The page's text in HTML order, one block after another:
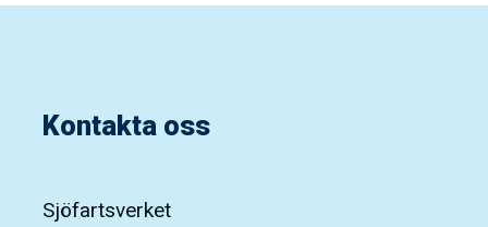
Kontakta oss
Sjöfartsverket